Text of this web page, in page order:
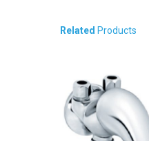
Related Products